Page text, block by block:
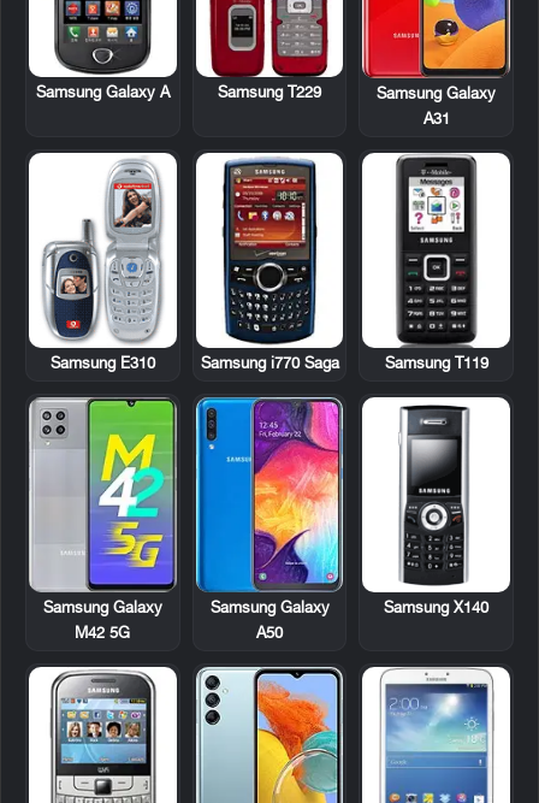
Samsung Galaxy
A31
Samsung T229
Samsung Galaxy A
Samsung T119
Samsung i770 Saga
Samsung E310
Samsung X140
Samsung Galaxy
A50
Samsung Galaxy
M42 5G